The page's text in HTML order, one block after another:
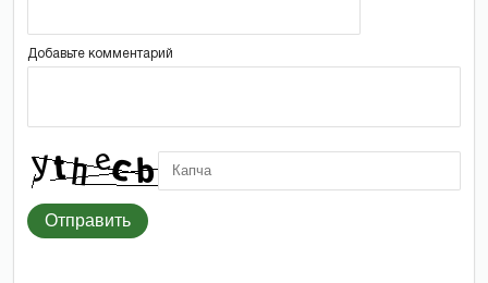
Добавьте комментарий
Отправить